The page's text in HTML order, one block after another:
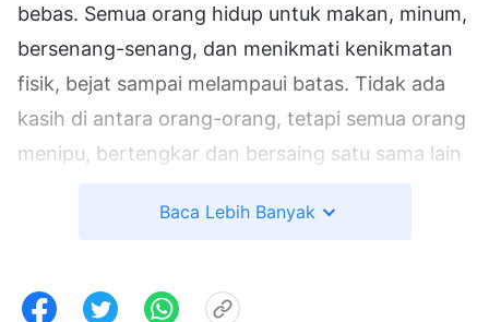
bebas. Semua orang hidup untuk makan, minum,
bersenang-senang, dan menikmati kenikmatan
fisik, bejat sampai melampaui batas. Tidak ada
kasih di antara orang-orang, tetapi semua orang
menipu, bertengkar dan bersaing satu sama lain
mereka menipu dan bersekongkol terhadap satu
keuntungan. Seluruh umat manusia hidup di
Baca Lebih Banyak